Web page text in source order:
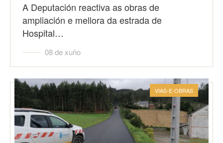
A Deputación reactiva as obras de
ampliación e mellora da estrada de
Hospital…
08 de xuño
VIAS-E-OBRAS